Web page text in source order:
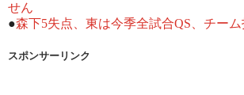
せん
●森下5失点、東は今季全試合QS、チー
スポンサーリンク